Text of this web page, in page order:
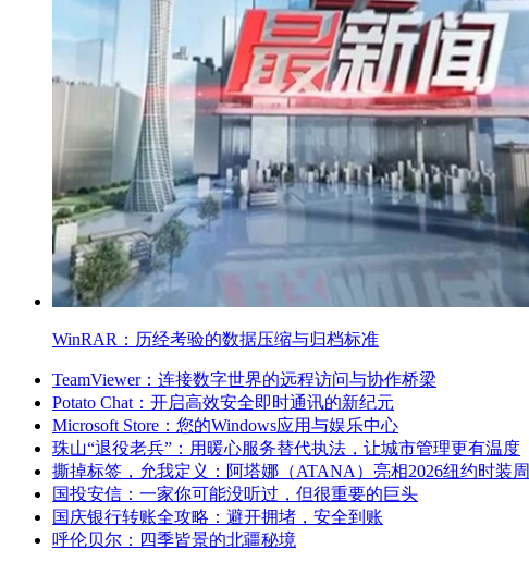
WinRAR：历经考验的数据压缩与归档标准
TeamViewer：连接数字世界的远程访问与协作桥梁
Potato Chat：开启高效安全即时通讯的新纪元
Microsoft Store：您的Windows应用与娱乐中心
珠山“退役老兵”：用暖心服务替代执法，让城市管理更有温度
撕掉标签，允我定义：阿塔娜（ATANA）亮相2026纽约时装周
国投安信：一家你可能没听过，但很重要的巨头
国庆银行转账全攻略：避开拥堵，安全到账
呼伦贝尔：四季皆景的北疆秘境